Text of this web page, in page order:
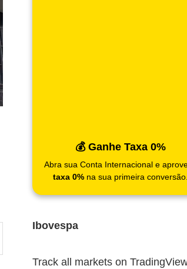
💰 Ganhe Taxa 0%
Abra sua Conta Internacional e
taxa 0% na sua primeira conversão.
Ibovespa
Track all markets on